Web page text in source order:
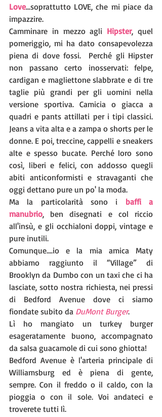
Love...soprattutto LOVE, che mi piace da
impazzire.
Camminare in mezzo agli Hipster, quel
pomeriggio, mi ha dato consapevolezza
piena di dove fossi.  Perché gli Hipster
non passano certo inosservati: felpe,
cardigan e magliettone slabbrate e di tre
taglie più grandi per gli uomini nella
versione sportiva. Camicia o giacca a
quadri e pants attillati per i tipi classici.
Jeans a vita alta e a zampa o shorts per le
donne. E poi, treccine, cappelli e sneakers
alte e spesso bucate. Perché loro sono
così, liberi e felici, con addosso quegli
abiti anticonformisti e stravaganti che
oggi dettano pure un po' la moda.
Ma la particolarità sono i baffi a
manubrio, ben disegnati e col riccio
all'insù, e gli occhialoni doppi, vintage e
pure inutili.
Comunque....io e la mia amica Maty
abbiamo raggiunto il “Village” di
Brooklyn da Dumbo con un taxi che ci ha
lasciate, sotto nostra richiesta, nei pressi
di Bedford Avenue dove ci siamo
fiondate subito da DuMont Burger.
Lì ho mangiato un turkey burger
esageratamente buono, accompagnato
da salsa guacamole di cui sono ghiotta!
Bedford Avenue è l'arteria principale di
Williamsburg ed è piena di gente,
sempre. Con il freddo o il caldo, con la
pioggia o con il sole. Voi andateci e
troverete tutti lì.